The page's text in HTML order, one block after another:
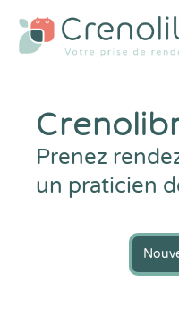
Prenez
un praticien